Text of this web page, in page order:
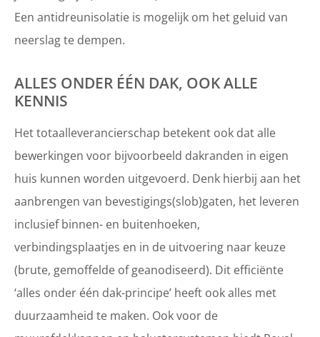
Een antidreunisolatie is mogelijk om het geluid van
neerslag te dempen.
ALLES ONDER ÉÉN DAK, OOK ALLE
KENNIS
Het totaalleverancierschap betekent ook dat alle
bewerkingen voor bijvoorbeeld dakranden in eigen
huis kunnen worden uitgevoerd. Denk hierbij aan het
aanbrengen van bevestigings(slob)gaten, het leveren
inclusief binnen- en buitenhoeken,
verbindingsplaatjes en in de uitvoering naar keuze
(brute, gemoffelde of geanodiseerd). Dit efficiënte
‘alles onder één dak-principe’ heeft ook alles met
duurzaamheid te maken. Ook voor de